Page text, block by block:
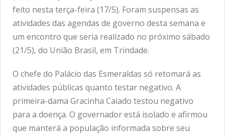
feito nesta terça-feira (17/5). Foram suspensas as
atividades das agendas de governo desta semana e
um encontro que seria realizado no próximo sábado
(21/5), do União Brasil, em Trindade.
O chefe do Palácio das Esmeraldas só retomará as
atividades públicas quanto testar negativo. A
primeira-dama Gracinha Caiado testou negativo
para a doença. O governador está isolado e afirmou
que manterá a população informada sobre seu